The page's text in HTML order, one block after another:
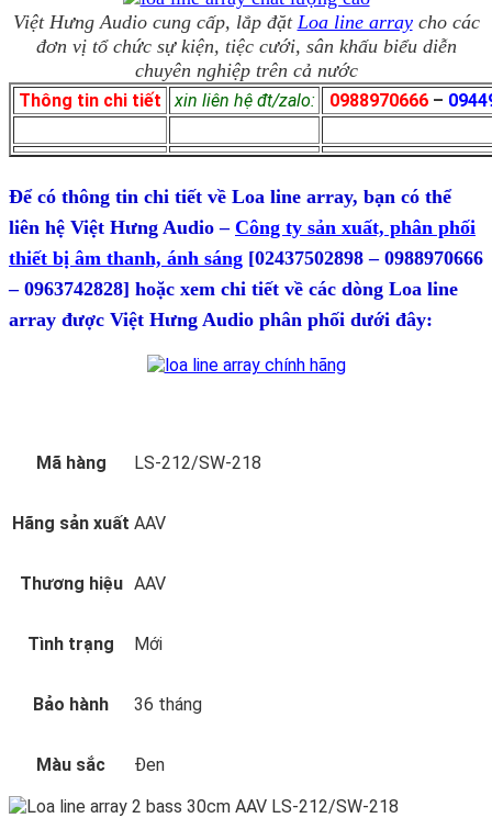
Việt Hưng Audio cung cấp, lắp đặt Loa line arraycho các
đơn vị tổ chức sự kiện, tiệc cưới, sân khấu biểu diễn
chuyên nghiệp trên cả nước
Thông tin chi tiết xin liên hệ đt/zalo: 0988970666–
Để có thông tin chi tiết về Loa line array, bạn có thể
liên hệ Việt Hưng Audio – Công ty sản xuất, phân phối
thiết bị âm thanh, ánh sáng [02437502898 – 0988970666
– 0963742828] hoặc xem chi tiết về các dòng Loa line
array được Việt Hưng Audio phân phối dưới đây:
Mã hàng LS-212/SW-218
Hãng sản xuất AAV
Thương hiệu AAV
Tình trạng Mới
Bảo hành 36 tháng
Màu sắc Đen